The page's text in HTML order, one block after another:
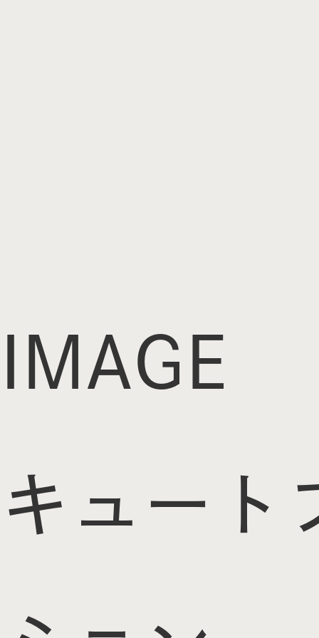
IMAGE
キュート